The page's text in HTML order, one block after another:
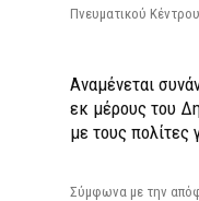
Πνευματικού
Αναμένεται
εκ μέρους του
με τους πολίτες
Σύμφωνα με την